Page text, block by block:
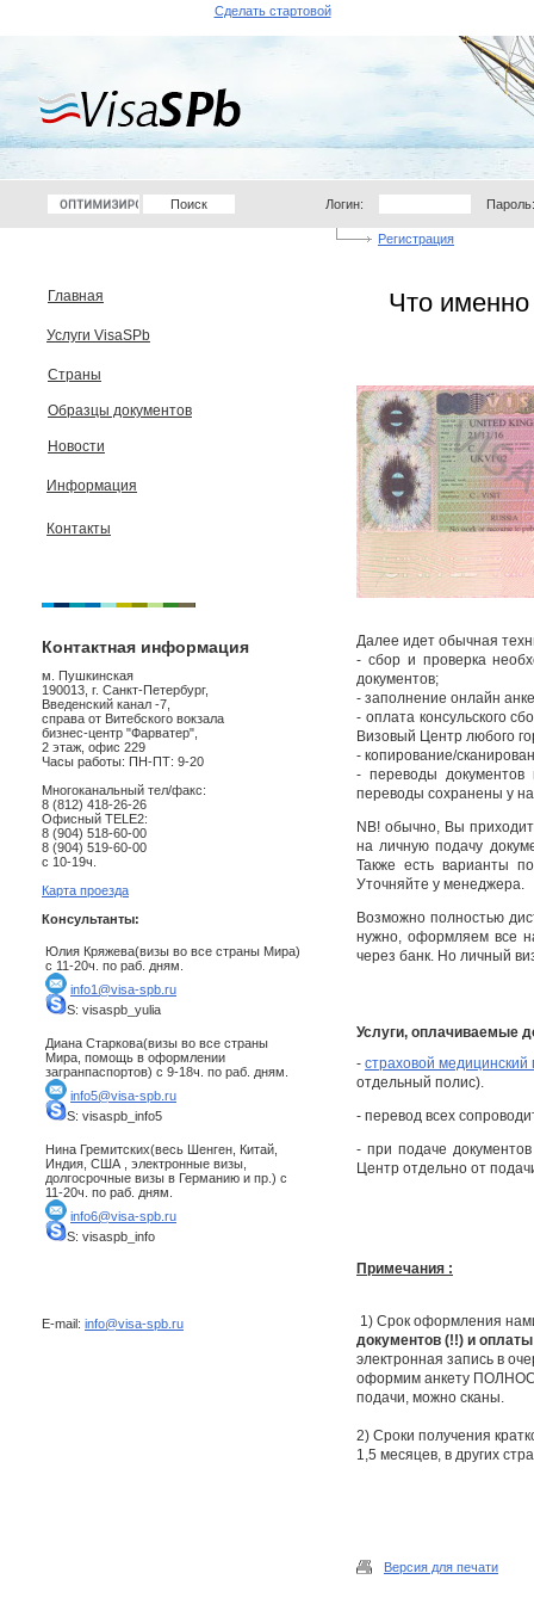
Сделать стартовой
Логин: Пароль:
Регистрация
Главная
Услуги VisaSPb
Страны
Образцы документов
Новости
Информация
Контакты
Контактная информация
м. Пушкинская
190013, г. Санкт-Петербург,
Введенский канал -7,
справа от Витебского вокзала
бизнес-центр "Фарватер",
2 этаж, офис 229
Часы работы: ПН-ПТ: 9-20
Многоканальный тел/факс:
8 (812) 418-26-26
Офисный TELE2:
8 (904) 518-60-00
8 (904) 519-60-00
с 10-19ч.
Карта проезда
Консультанты:
Юлия Кряжева(визы во все страны Мира)
с 11-20ч. по раб. дням.
info1@visa-spb.ru
S: visaspb_yulia
Диана Старкова(визы во все страны
Мира, помощь в оформлении
загранпаспортов) с 9-18ч. по раб. дням.
info5@visa-spb.ru
S: visaspb_info5
Нина Гремитских(весь Шенген, Китай,
Индия, США , электронные визы,
долгосрочные визы в Германию и пр.) с
11-20ч. по раб. дням.
info6@visa-spb.ru
S: visaspb_info
E-mail: info@visa-spb.ru
Что
Далее идет обычная
- сбор и проверка
документов;
- заполнение онлайн
- оплата консульского
Визовый Центр любого
- копирование/
- переводы
переводы сохранены у
NB! обычно, Вы
на личную подачу
Также есть варианты
Уточняйте у менеджера.
Возможно полностью
нужно, оформляем все
через банк. Но личный
Услуги, оплачиваемые
- страховой медицинский
отдельный полис).
- перевод всех
- при подаче
Центр отдельно от
Примечания :
1) Срок оформления
документов (!!) и оплаты
электронная запись в
оформим анкету
подачи, можно сканы.
2) Сроки получения
1,5 месяцев, в других
Версия для печати